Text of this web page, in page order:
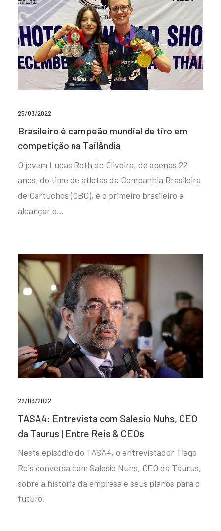
25/03/2022
Brasileiro é campeão mundial de tiro em
competição na Tailândia
O jovem Lucas Roth de Oliveira, de apenas 22
anos, do time de atletas da Companhia Brasileira
de Cartuchos (CBC), é o primeiro brasileiro a
alcançar o…
22/03/2022
TASA4: Entrevista com Salesio Nuhs, CEO
da Taurus | Entre Reis & CEOs
Neste episódio do TASA4, o entrevistador Tiago
Reis conversa com Salesio Nuhs, CEO da Taurus,
sobre a história da empresa e seus planos para o
futuro.